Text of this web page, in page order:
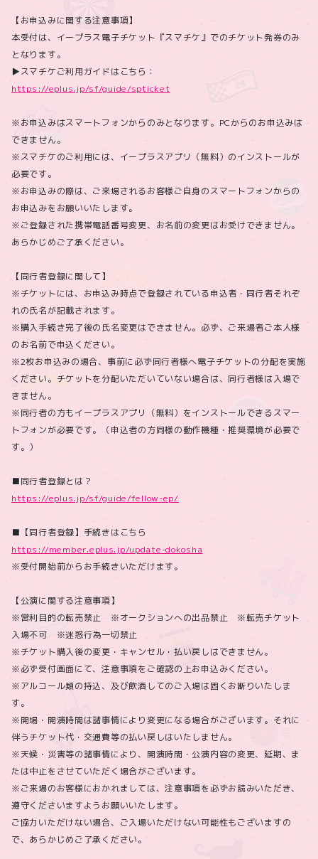
【お申込みに関する注意事項】
本受付は、イープラス電子チケット『スマチケ』でのチケット発券のみ
となります。
▶スマチケご利用ガイドはこちら：
https://eplus.jp/sf/guide/spticket
※お申込みはスマートフォンからのみとなります。PCからのお申込みは
できません。
※スマチケのご利用には、イープラスアプリ（無料）のインストールが
必要です。
※お申込みの際は、ご来場されるお客様ご自身のスマートフォンからの
お申込みをお願いいたします。
※ご登録された携帯電話番号変更、お名前の変更はお受けできません。
あらかじめご了承ください。
【同行者登録に関して】
※チケットには、お申込み時点で登録されている申込者・同行者それぞ
れの氏名が記載されます。
※購入手続き完了後の氏名変更はできません。必ず、ご来場者ご本人様
のお名前で申込ください。
※2枚お申込みの場合、事前に必ず同行者様へ電子チケットの分配を実施
ください。チケットを分配いただいていない場合は、同行者様は入場で
きません。
※同行者の方もイープラスアプリ（無料）をインストールできるスマー
トフォンが必要です。（申込者の方同様の動作機種・推奨環境が必要で
す。）
■同行者登録とは？
https://eplus.jp/sf/guide/fellow-ep/
■【同行者登録】手続きはこちら
https://member.eplus.jp/update-dokosha
※受付開始前からお手続きいただけます。
【公演に関する注意事項】
※営利目的の転売禁止 ※オークションへの出品禁止 ※転売チケット
入場不可 ※迷惑行為一切禁止
※チケット購入後の変更・キャンセル・払い戻しはできません。
※必ず受付画面にて、注意事項をご確認の上お申込みください。
※アルコール類の持込、及び飲酒してのご入場は固くお断りいたしま
す。
※開場・開演時間は諸事情により変更になる場合がございます。それに
伴うチケット代・交通費等の払い戻しはいたしません。
※天候・災害等の諸事情により、開演時間・公演内容の変更、延期、ま
たは中止をさせていただく場合がございます。
※ご来場のお客様におかれましては、注意事項を必ずお読みいただき、
遵守くださいますようお願いいたします。
ご協力いただけない場合、ご入場いただけない可能性もございますの
で、あらかじめご了承ください。